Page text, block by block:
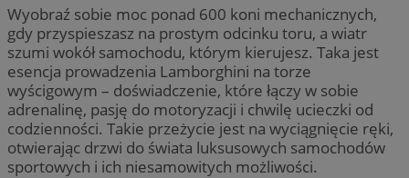
Wyobraź sobie moc ponad 600 koni mechanicznych,
gdy przyspieszasz na prostym odcinku toru, a wiatr
szumi wokół samochodu, którym kierujesz. Taka jest
esencja prowadzenia Lamborghini na torze
wyścigowym – doświadczenie, które łączy w sobie
adrenalinę, pasję do motoryzacji i chwilę ucieczki od
codzienności. Takie przeżycie jest na wyciągnięcie ręki,
otwierając drzwi do świata luksusowych samochodów
sportowych i ich niesamowitych możliwości.